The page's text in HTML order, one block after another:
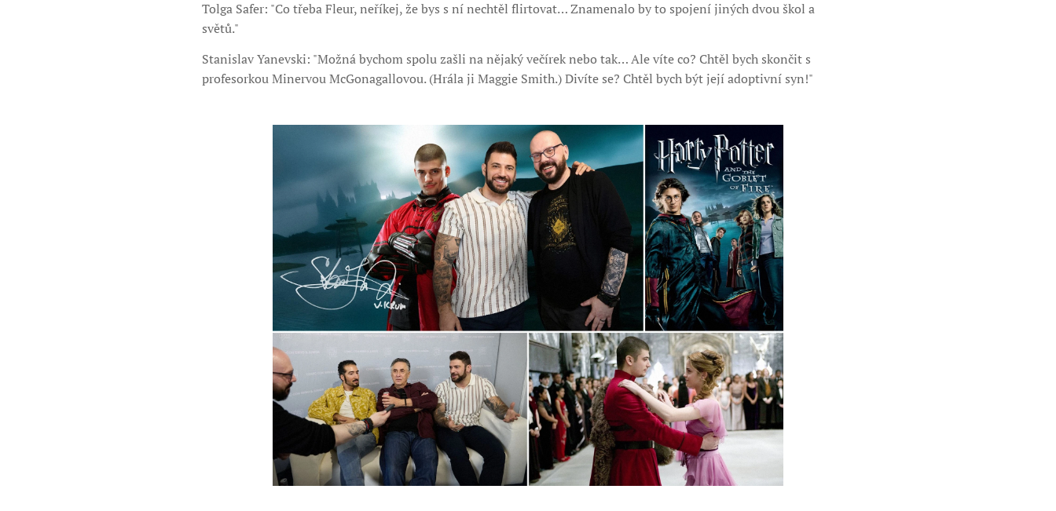
Tolga Safer: "Co třeba Fleur, neříkej, že bys s ní nechtěl flirtovat… Znamenalo by to spojení jiných dvou škol a
světů."
Stanislav Yanevski: "Možná bychom spolu zašli na nějaký večírek nebo tak… Ale víte co? Chtěl bych skončit s
profesorkou Minervou McGonagallovou. (Hrála ji Maggie Smith.) Divíte se? Chtěl bych být její adoptivní syn!"